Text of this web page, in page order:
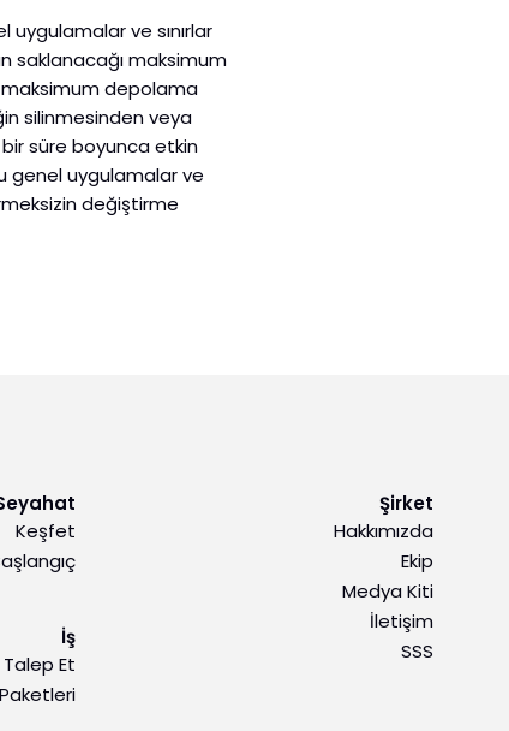
uygulamalar ve sınırlar
saklanacağı maksimum
maksimum depolama
silinmesinden veya
bir süre boyunca etkin
genel uygulamalar ve
değiştirme
Keşfet
İş
Et
Şirket
Hakkımızda
Ekip
Medya Kiti
İletişim
SSS